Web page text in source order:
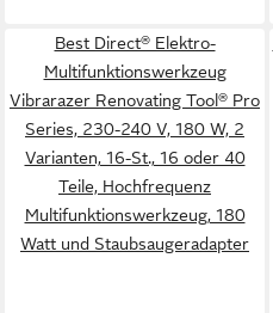
Best Direct® Elektro-
Multifunktionswerkzeug
Vibrarazer Renovating Tool® Pro
Series, 230-240 V, 180 W, 2
Varianten, 16-St., 16 oder 40
Teile, Hochfrequenz
Multifunktionswerkzeug, 180
Watt und Staubsaugeradapter